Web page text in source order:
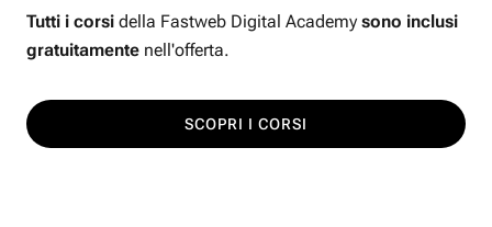
Tutti i corsi della Fastweb Digital Academy sono inclusi
gratuitamente nell'offerta.
SCOPRI I CORSI